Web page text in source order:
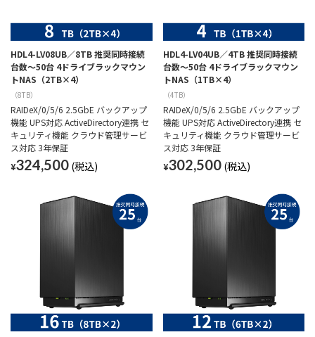
HDL4-LV08UB／8TB 推奨同時接続
台数～50台 4ドライブラックマウン
トNAS（2TB×4）
（8TB）
RAIDeX/0/5/6 2.5GbE バックアップ
機能 UPS対応 ActiveDirectory連携 セ
キュリティ機能 クラウド管理サービ
ス対応 3年保証
¥324,500
HDL4-LV04UB／4TB 推奨同時接続
台数～50台 4ドライブラックマウン
トNAS（1TB×4）
（4TB）
RAIDeX/0/5/6 2.5GbE バックアップ
機能 UPS対応 ActiveDirectory連携 セ
キュリティ機能 クラウド管理サービ
ス対応 3年保証
¥302,500